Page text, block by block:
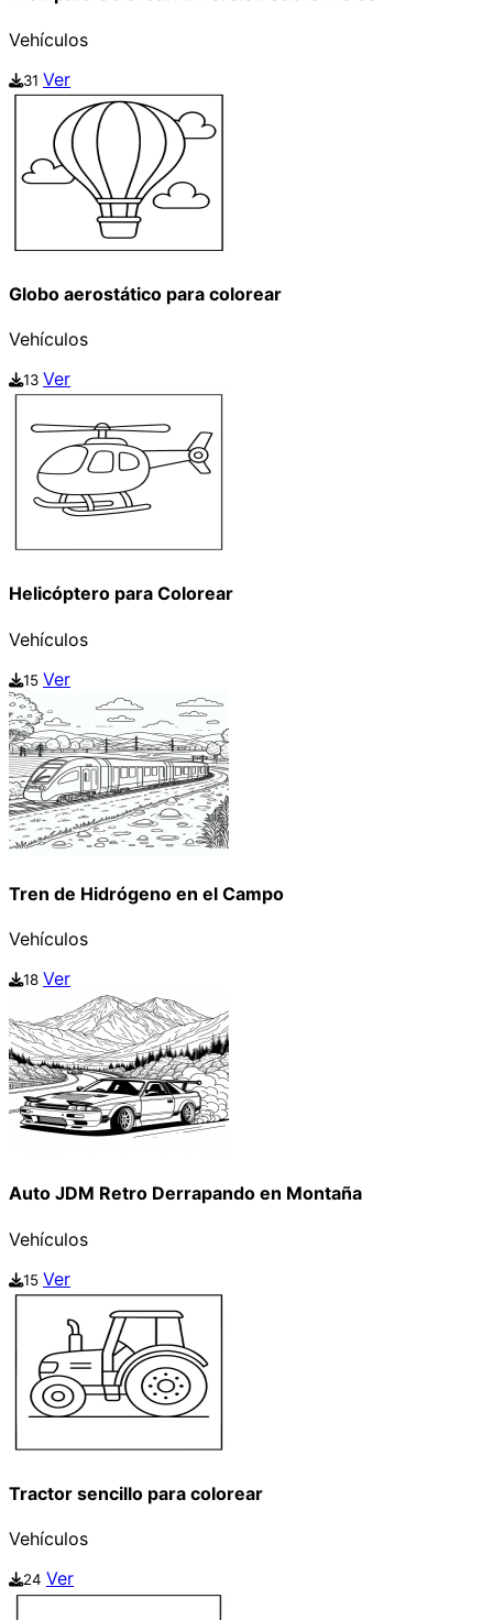
Vehículos
31 Ver
Globo aerostático para colorear
Vehículos
13 Ver
Helicóptero para Colorear
Vehículos
15 Ver
Tren de Hidrógeno en el Campo
Vehículos
18 Ver
Auto JDM Retro Derrapando en Montaña
Vehículos
15 Ver
Tractor sencillo para colorear
Vehículos
24 Ver